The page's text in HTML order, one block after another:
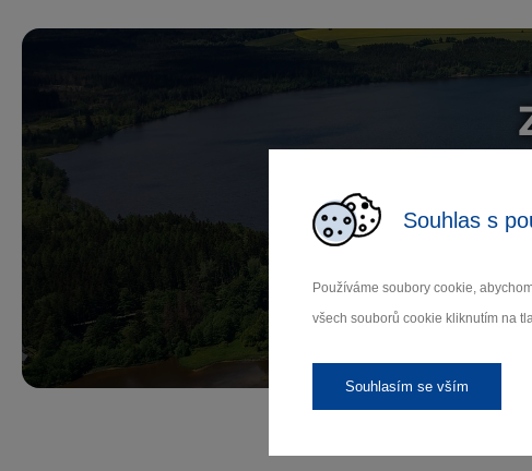
Souhlas s
Používáme soubory cookie,
všech souborů cookie kliknutím na
Souhlasím se vším
Záleží nám